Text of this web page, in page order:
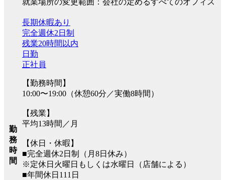
就業場所の変更範囲：会社の定めるすべてのオフィス
勤
務
時
間
長期休暇あり
完全週休2日制
残業20時間以内
日勤
正社員
【勤務時間】
10:00〜19:00（休憩60分／実働8時間）
【残業】
平均13時間／月
【休日・休暇】
■完全週休2日制（月8日休み）
※定休日火曜日もしくは水曜日（店舗による）
■年間休日111日